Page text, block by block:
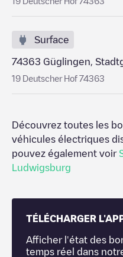
Surface
74363 Güglingen,
19 Deutscher Hof 74363
Découvrez toutes les
véhicules électriques
pouvez également voir
Ludwigsburg
TÉLÉCHARGER
Afficher l'état des
temps réel dans